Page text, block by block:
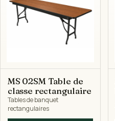
MS 02SM Table de
classe rectangulaire
Tables de banquet
rectangulaires